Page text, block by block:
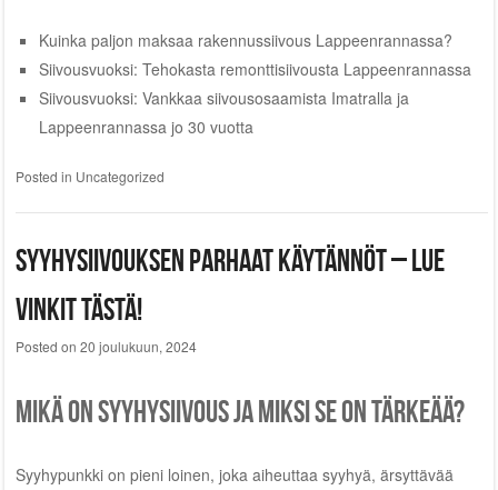
Kuinka paljon maksaa rakennussiivous Lappeenrannassa?
Siivousvuoksi: Tehokasta remonttisiivousta Lappeenrannassa
Siivousvuoksi: Vankkaa siivousosaamista Imatralla ja
Lappeenrannassa jo 30 vuotta
Posted in Uncategorized
Syyhysiivouksen parhaat käytännöt – lue
vinkit tästä!
Posted on 20 joulukuun, 2024
Mikä on syyhysiivous ja miksi se on tärkeää?
Syyhypunkki on pieni loinen, joka aiheuttaa syyhyä, ärsyttävää